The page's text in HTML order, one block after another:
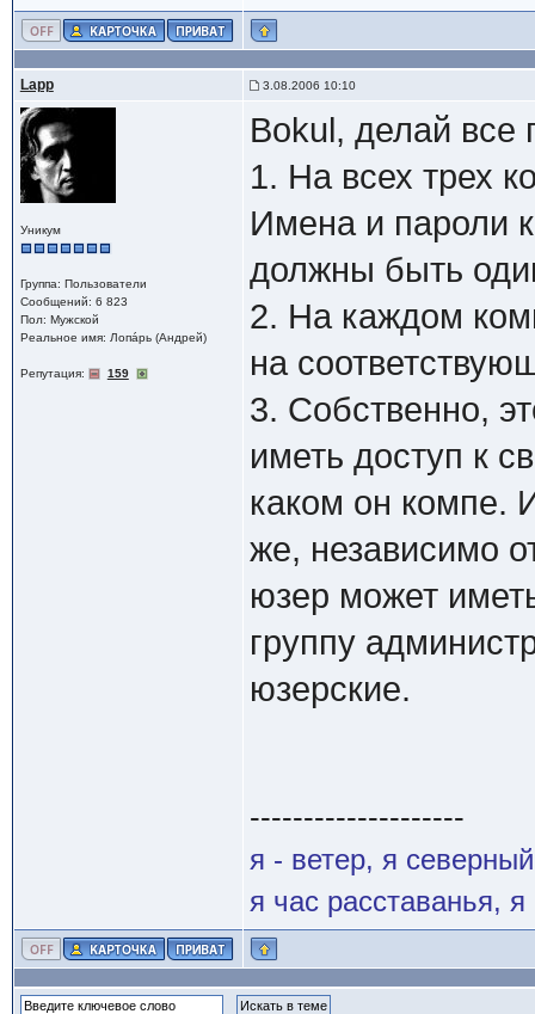
Lapp 3.08.2006 10:10
Уникум
Группа: Пользователи
Сообщений: 6 823
Пол: Мужской
Реальное имя: Лопáрь (Андрей)
Репутация: 159
Bokul, делай все
1. На всех трех
Имена и пароли
должны быть
2. На каждом
на
3. Собственно,
иметь доступ к
каком он компе.
же, независимо
юзер может
группу
юзерские.
--------------------
я - ветер, я
я час расставанья,